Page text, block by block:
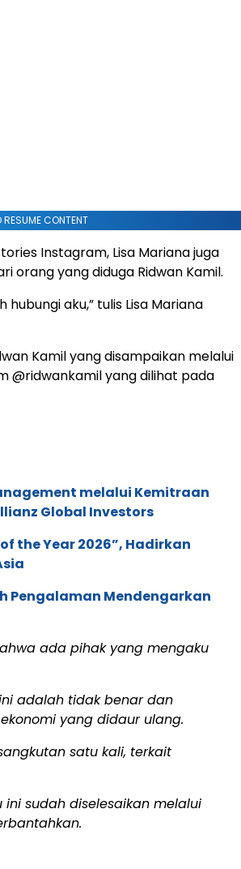
RESUME CONTENT
Instagram, Lisa Mariana juga
orang yang diduga Ridwan Kamil.
hubungi aku,” tulis Lisa Mariana
Kamil yang disampaikan melalui
@ridwankamil yang dilihat pada
melalui Kemitraan
Global Investors
the Year 2026”, Hadirkan
Pengalaman Mendengarkan
ada pihak yang mengaku
adalah tidak benar dan
yang didaur ulang.
satu kali, terkait
sudah diselesaikan melalui